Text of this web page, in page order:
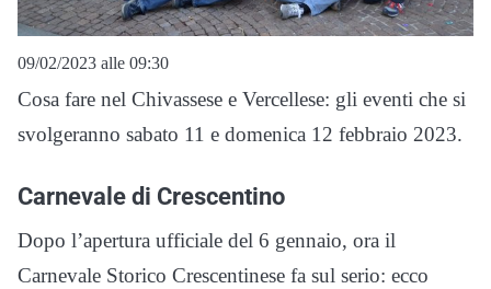
09/02/2023 alle 09:30
Cosa fare nel Chivassese e Vercellese: gli eventi che si
svolgeranno sabato 11 e domenica 12 febbraio 2023.
Carnevale di Crescentino
Dopo l’apertura ufficiale del 6 gennaio, ora il
Carnevale Storico Crescentinese fa sul serio: ecco